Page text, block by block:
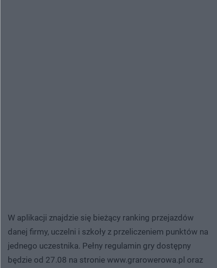
W aplikacji znajdzie się bieżący ranking przejazdów
danej firmy, uczelni i szkoły z przeliczeniem punktów na
jednego uczestnika. Pełny regulamin gry dostępny
będzie od 27.08 na stronie www.grarowerowa.pl oraz